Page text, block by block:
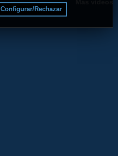
Configurar/Rechazar